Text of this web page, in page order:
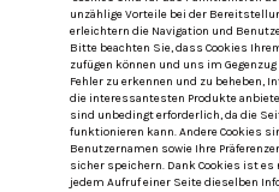
unzählige Vorteile bei der
erleichtern die Navigation und
Bitte beachten Sie, dass Cookies
zufügen können und uns im
Fehler zu erkennen und zu beheben,
die interessantesten Produkte
sind unbedingt erforderlich, da die
funktionieren kann.Andere Cookies
Benutzernamen sowie Ihre
sicher speichern. Dank Cookies ist
jedem Aufruf einer Seite dieselben